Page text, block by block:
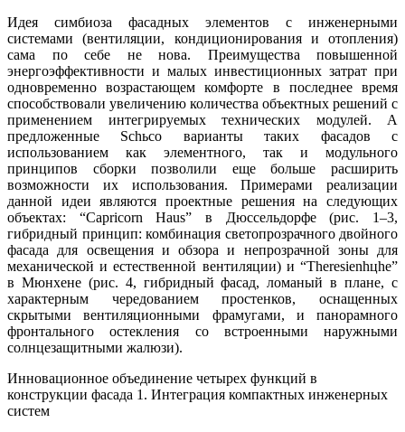
Идея симбиоза фасадных элементов с инженерными
системами (вентиляции, кондиционирования и отопления)
сама по себе не нова. Преимущества повышенной
энергоэффективности и малых инвестиционных затрат при
одновременно возрастающем комфорте в последнее время
способствовали увеличению количества объектных решений с
применением интегрируемых технических модулей. А
предложенные Schьco варианты таких фасадов с
использованием как элементного, так и модульного
принципов сборки позволили еще больше расширить
возможности их использования. Примерами реализации
данной идеи являются проектные решения на следующих
объектах: “Capricorn Haus” в Дюссельдорфе (рис. 1–3,
гибридный принцип: комбинация светопрозрачного двойного
фасада для освещения и обзора и непрозрачной зоны для
механической и естественной вентиляции) и “Theresienhцhe”
в Мюнхене (рис. 4, гибридный фасад, ломаный в плане, с
характерным чередованием простенков, оснащенных
скрытыми вентиляционными фрамугами, и панорамного
фронтального остекления со встроенными наружными
солнцезащитными жалюзи).
Инновационное объединение четырех функций в
конструкции фасада 1. Интеграция компактных инженерных
систем